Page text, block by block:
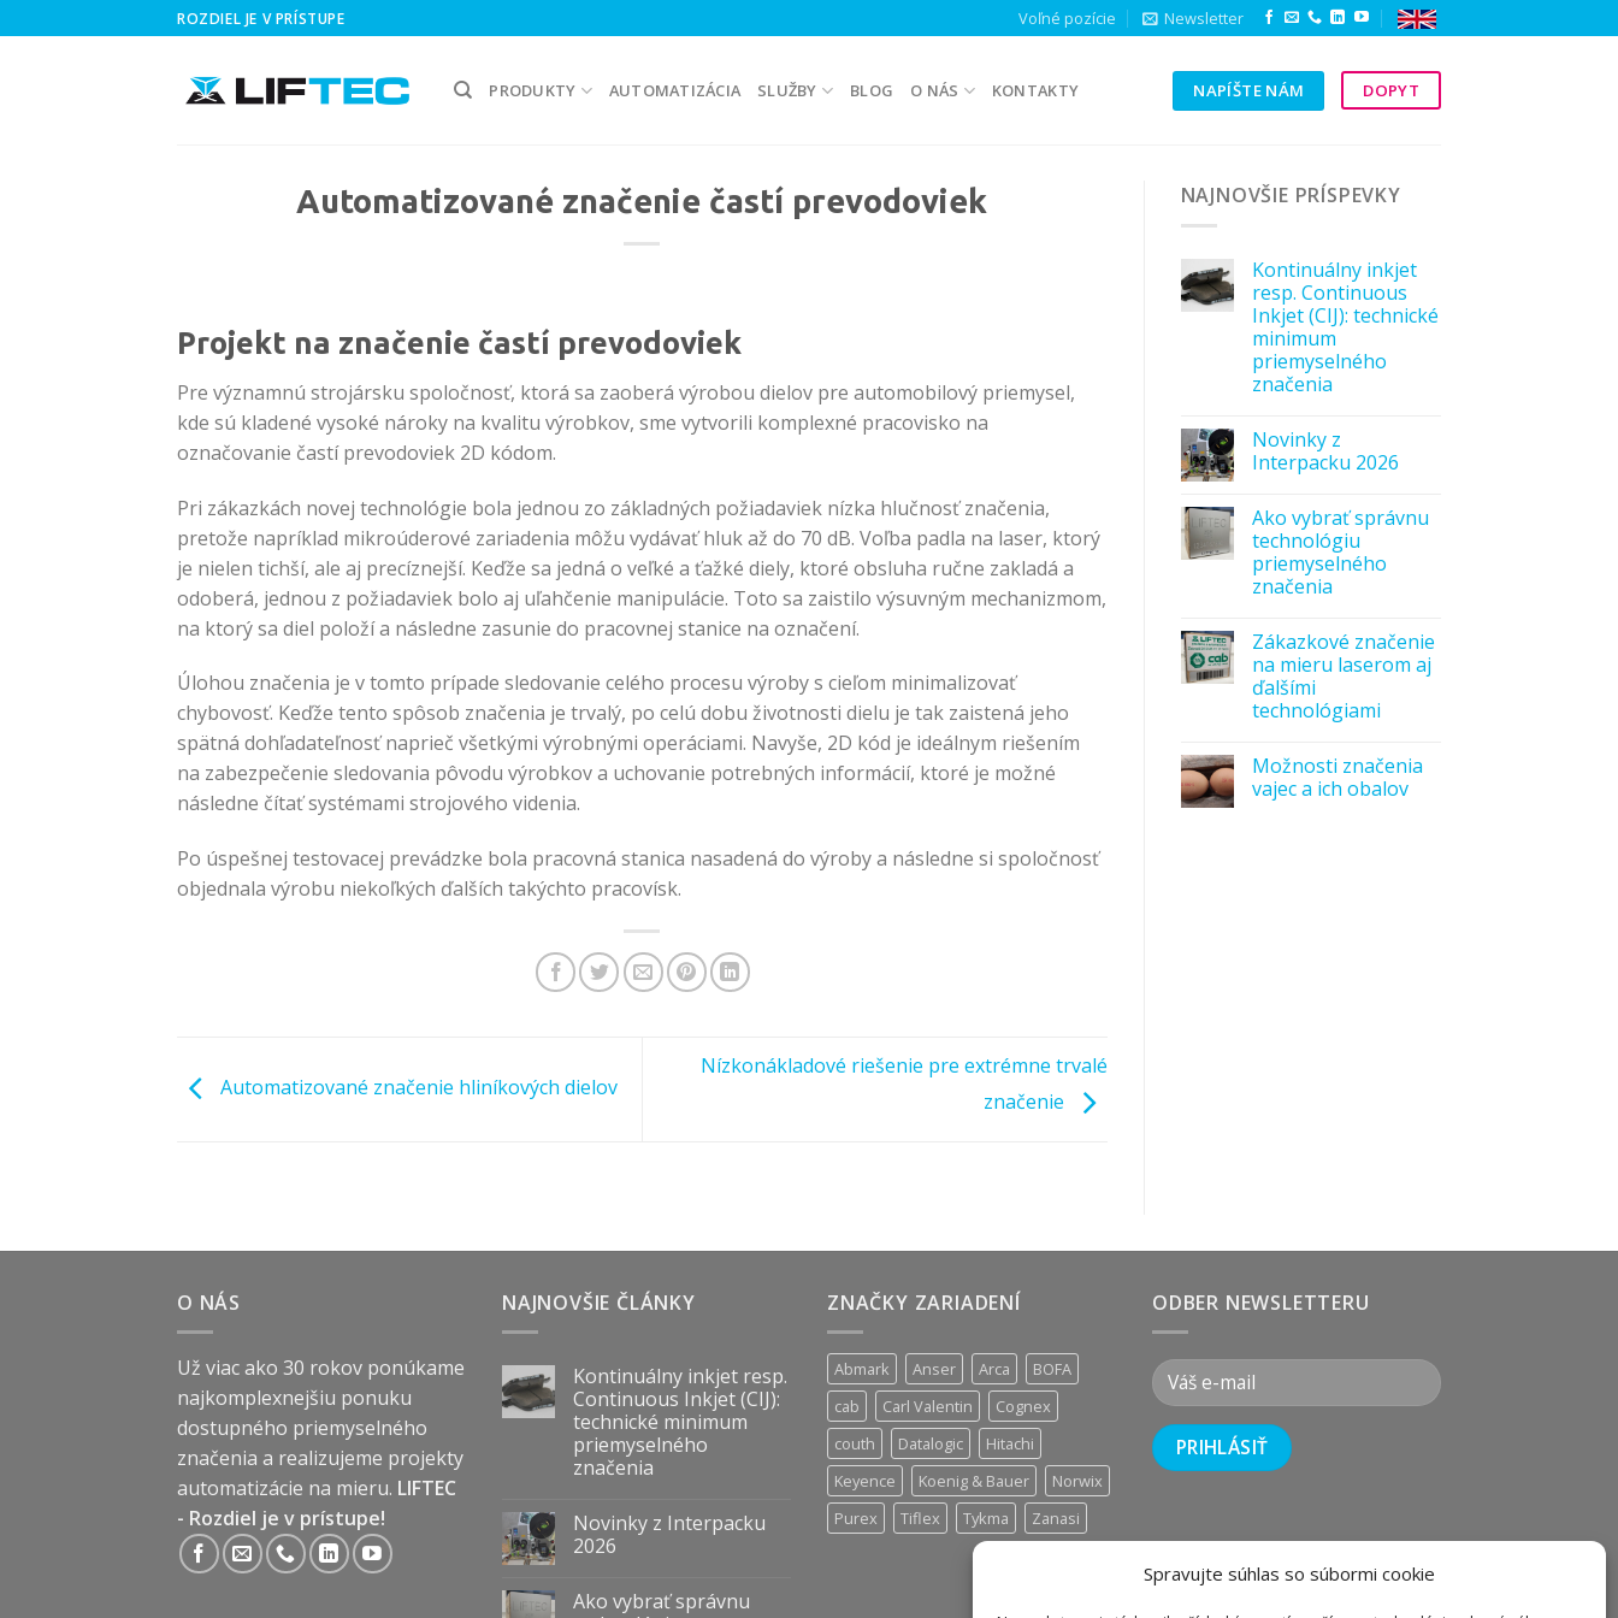
Spravujte súhlas so súbormi cookie
to
ROZDIEL JE V PRÍSTUPE Voľné pozície Newsletter
PRODUKTY AUTOMATIZÁCIA SLUŽBY BLOG O NÁS KONTAKTY NAPÍŠTE NÁM DOPYT
Automatizované značenie častí prevodoviek
Projekt na značenie častí prevodoviek
Pre významnú strojársku spoločnosť, ktorá sa zaoberá výrobou dielov pre automobilový priemysel,
kde sú kladené vysoké nároky na kvalitu výrobkov, sme vytvorili komplexné pracovisko na
označovanie častí prevodoviek 2D kódom.
Pri zákazkách novej technológie bola jednou zo základných požiadaviek nízka hlučnosť značenia,
pretože napríklad mikroúderové zariadenia môžu vydávať hluk až do 70 dB. Voľba padla na laser, ktorý
je nielen tichší, ale aj precíznejší. Keďže sa jedná o veľké a ťažké diely, ktoré obsluha ručne zakladá a
odoberá, jednou z požiadaviek bolo aj uľahčenie manipulácie. Toto sa zaistilo výsuvným mechanizmom,
na ktorý sa diel položí a následne zasunie do pracovnej stanice na označení.
Úlohou značenia je v tomto prípade sledovanie celého procesu výroby s cieľom minimalizovať
chybovosť. Keďže tento spôsob značenia je trvalý, po celú dobu životnosti dielu je tak zaistená jeho
spätná dohľadateľnosť naprieč všetkými výrobnými operáciami. Navyše, 2D kód je ideálnym riešením
na zabezpečenie sledovania pôvodu výrobkov a uchovanie potrebných informácií, ktoré je možné
následne čítať systémami strojového videnia.
Po úspešnej testovacej prevádzke bola pracovná stanica nasadená do výroby a následne si spoločnosť
objednala výrobu niekoľkých ďalších takýchto pracovísk.
Automatizované značenie hliníkových dielov
Nízkonákladové riešenie pre extrémne trvalé
značenie
NAJNOVŠIE PRÍSPEVKY
Kontinuálny inkjet
resp. Continuous
Inkjet (CIJ): technické
minimum
priemyselného
značenia
Novinky z
Interpacku 2026
Ako vybrať správnu
technológiu
priemyselného
značenia
Zákazkové značenie
na mieru laserom aj
ďalšími
technológiami
Možnosti značenia
vajec a ich obalov
O NÁS
Už viac ako 30 rokov ponúkame
najkomplexnejšiu ponuku
dostupného priemyselného
značenia a realizujeme projekty
automatizácie na mieru. LIFTEC
- Rozdiel je v prístupe!
NAJNOVŠIE ČLÁNKY
Kontinuálny inkjet resp.
Continuous Inkjet (CIJ):
technické minimum
priemyselného
značenia
Novinky z Interpacku
2026
Ako vybrať správnu
ZNAČKY ZARIADENÍ
Abmark Anser Arca
BOFA
cab
Carl Valentin
Cognex
couth
Datalogic
Hitachi
Keyence
Koenig & Bauer
Norwix
Purex
Tiflex Tykma Zanasi
ODBER NEWSLETTERU